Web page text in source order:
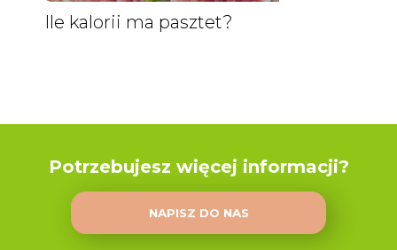
Ile kalorii ma pasztet?
Potrzebujesz więcej informacji?
NAPISZ DO NAS